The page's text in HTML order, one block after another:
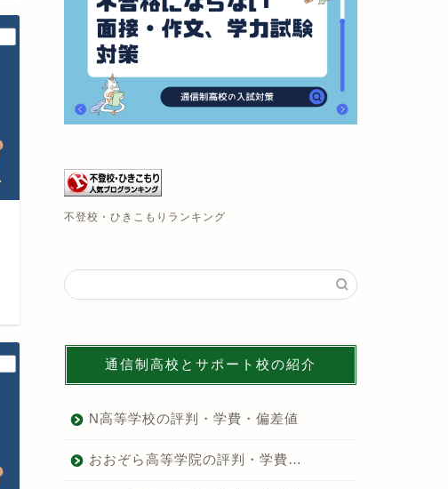
不登校・ひきこもりランキング
通信制高校とサポート校の紹介
N高等学校の評判・学費・偏差値
おおぞら高等学院の評判・学費…